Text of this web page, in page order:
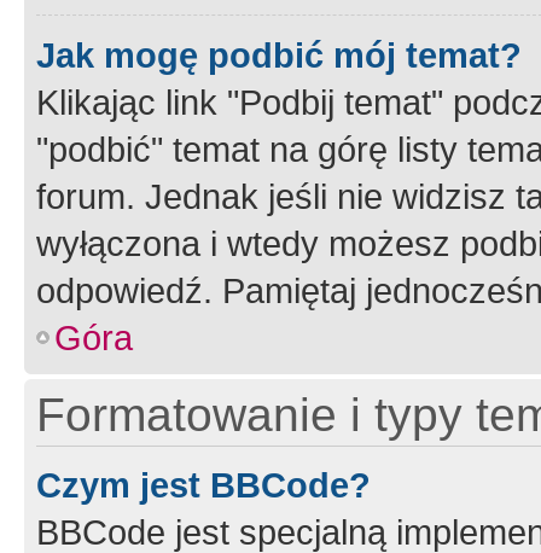
Jak mogę podbić mój temat?
Klikając link "Podbij temat"
"podbić" temat na górę listy
forum. Jednak jeśli nie widzisz
wyłączona i wtedy możesz
odpowiedź. Pamiętaj
Góra
Formatowanie i typy
Czym jest BBCode?
BBCode jest specjalną